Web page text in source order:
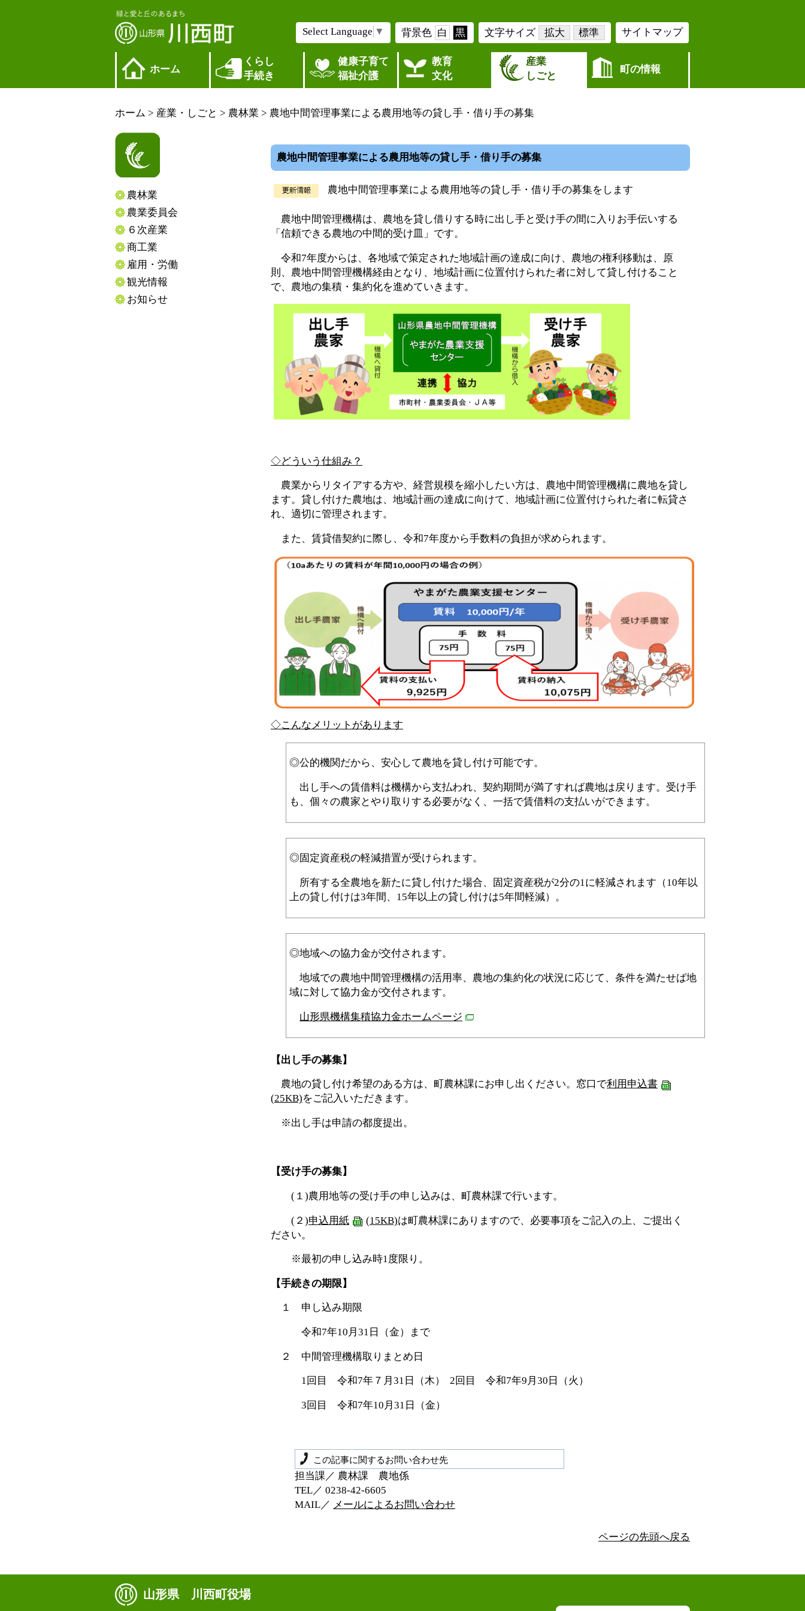
Select Language ▼ 背景色 白 黒 文字サイズ 拡大 標準 サイトマップ
ホーム
くらし
手続き
健康子育て
福祉介護
教育
文化
産業
しごと
町の情報
ホーム > 産業・しごと > 農林業 > 農地中間管理事業による農用地等の貸し手・借り手の募集
農林業
農業委員会
６次産業
商工業
雇用・労働
観光情報
お知らせ
農地中間管理事業による農用地等の貸し手・借り手の募集
農地中間管理事業による農用地等の貸し手・借り手の募集をします
農地中間管理機構は、農地を貸し借りする時に出し手と受け手の間に入りお手伝いする
「信頼できる農地の中間的受け皿」です。
令和7年度からは、各地域で策定された地域計画の達成に向け、農地の権利移動は、原
則、農地中間管理機構経由となり、地域計画に位置付けられた者に対して貸し付けること
で、農地の集積・集約化を進めていきます。
◇どういう仕組み？
農業からリタイアする方や、経営規模を縮小したい方は、農地中間管理機構に農地を貸し
ます。貸し付けた農地は、地域計画の達成に向けて、地域計画に位置付けられた者に転貸さ
れ、適切に管理されます。
また、賃貸借契約に際し、令和7年度から手数料の負担が求められます。
◇こんなメリットがあります
◎公的機関だから、安心して農地を貸し付け可能です。
出し手への賃借料は機構から支払われ、契約期間が満了すれば農地は戻ります。受け手
も、個々の農家とやり取りする必要がなく、一括で賃借料の支払いができます。
◎固定資産税の軽減措置が受けられます。
所有する全農地を新たに貸し付けた場合、固定資産税が2分の1に軽減されます（10年以
上の貸し付けは3年間、15年以上の貸し付けは5年間軽減）。
◎地域への協力金が交付されます。
地域での農地中間管理機構の活用率、農地の集約化の状況に応じて、条件を満たせば地
域に対して協力金が交付されます。
山形県機構集積協力金ホームページ
【出し手の募集】
農地の貸し付け希望のある方は、町農林課にお申し出ください。窓口で利用申込書
(25KB)をご記入いただきます。
※出し手は申請の都度提出。
【受け手の募集】
(１)農用地等の受け手の申し込みは、町農林課で行います。
(２)申込用紙 (15KB)は町農林課にありますので、必要事項をご記入の上、ご提出く
ださい。
※最初の申し込み時1度限り。
【手続きの期限】
１ 申し込み期限
令和7年10月31日（金）まで
２ 中間管理機構取りまとめ日
1回目 令和7年７月31日（木） 2回目 令和7年9月30日（火）
3回目 令和7年10月31日（金）
この記事に関するお問い合わせ先
担当課／ 農林課 農地係
TEL／ 0238‐42‐6605
MAIL／ メールによるお問い合わせ
ページの先頭へ戻る
山形県 川西町役場